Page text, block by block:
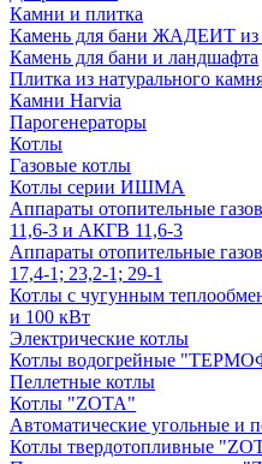
Камни и плитка
Камень для бани ЖАДЕИТ из
Камень для бани и ландшафта
Плитка из натурального
Камни Harvia
Парогенераторы
Котлы
Газовые котлы
Котлы серии ИШМА
Аппараты отопительные
11,6-3 и АКГВ 11,6-3
Аппараты отопительные
17,4-1; 23,2-1; 29-1
Котлы с чугунным
и 100 кВт
Электрические котлы
Котлы водогрейные
Пеллетные котлы
Котлы "ZOTA"
Автоматические угольные и
Котлы твердотопливные